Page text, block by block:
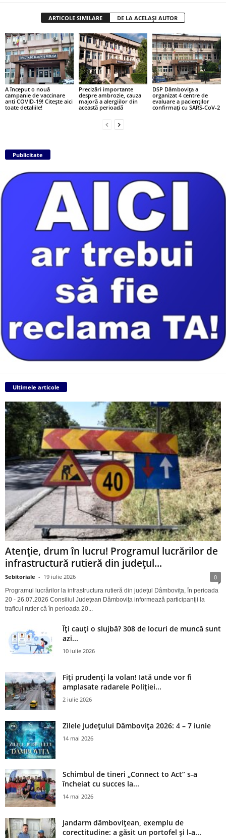
ARTICOLE SIMILARE DE LA ACELAȘI AUTOR
A început o nouă
campanie de vaccinare
anti COVID-19! Citește aici
toate detaliile!
Precizări importante
despre ambrozie, cauza
majoră a alergiilor din
această perioadă
DSP Dâmbovița a
organizat 4 centre de
evaluare a pacienților
confirmați cu SARS-CoV-2
Publicitate
Ultimele articole
Atenție, drum în lucru! Programul lucrărilor de
infrastructură rutieră din județul...
Sebitoriale - 19 iulie 2026 0
Programul lucrărilor la infrastructura rutieră din județul Dâmbovița, în perioada
20 - 26.07.2026 Consiliul Judeţean Dâmboviţa informează participanţii la
traficul rutier că în perioada 20...
Îți cauți o slujbă? 308 de locuri de muncă sunt
azi...
10 iulie 2026
Fiți prudenți la volan! Iată unde vor fi
amplasate radarele Poliției...
2 iulie 2026
Zilele Județului Dâmbovița 2026: 4 – 7 iunie
14 mai 2026
Schimbul de tineri „Connect to Act” s-a
încheiat cu succes la...
14 mai 2026
Jandarm dâmbovițean, exemplu de
corectitudine: a găsit un portofel și l‑a...